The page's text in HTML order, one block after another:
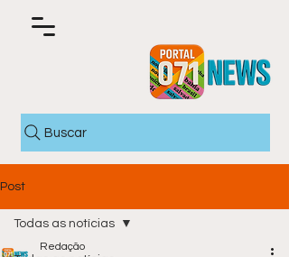
Buscar
Post
Todas as notícias
Redação